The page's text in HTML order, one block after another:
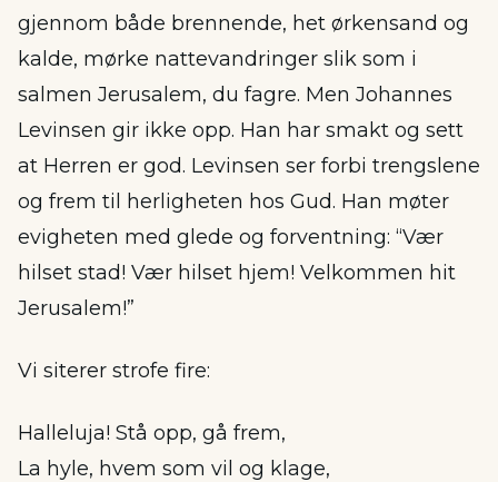
gjennom både brennende, het ørkensand og
kalde, mørke nattevandringer slik som i
salmen Jerusalem, du fagre. Men Johannes
Levinsen gir ikke opp. Han har smakt og sett
at Herren er god. Levinsen ser forbi trengslene
og frem til herligheten hos Gud. Han møter
evigheten med glede og forventning: “Vær
hilset stad! Vær hilset hjem! Velkommen hit
Jerusalem!”
Vi siterer strofe fire:
Halleluja! Stå opp, gå frem,
La hyle, hvem som vil og klage,